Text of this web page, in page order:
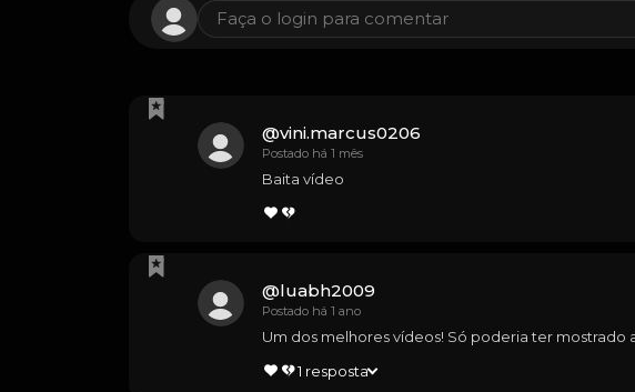
Faça o login para comentar
@vini.marcus0206
Postado há 1 mês
Baita vídeo
@luabh2009
Postado há 1 ano
Um dos melhores vídeos! Só poderia ter
1 resposta